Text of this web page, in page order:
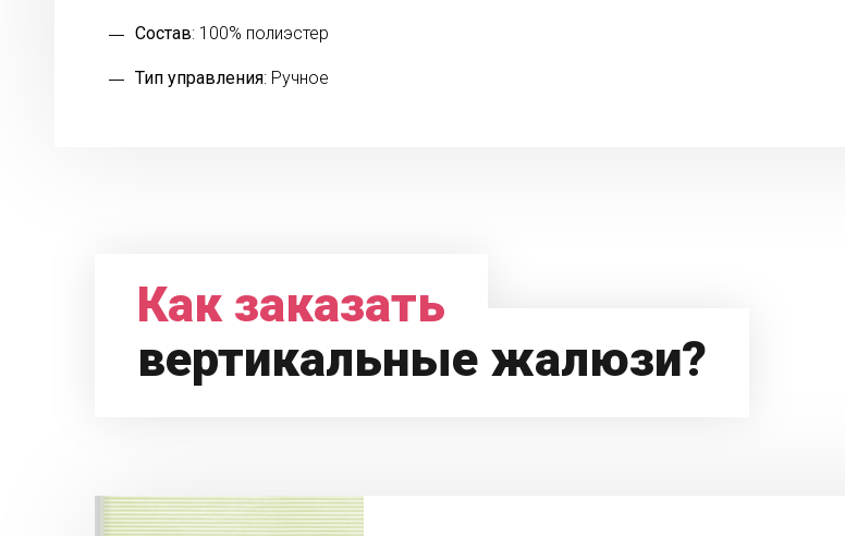
Состав: 100% полиэстер
Тип управления: Ручное
Как заказать
вертикальные жалюзи?